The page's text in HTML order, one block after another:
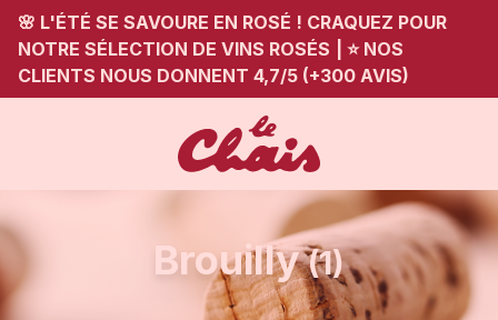
🌸 L'ÉTÉ SE SAVOURE EN ROSÉ ! CRAQUEZ POUR
NOTRE SÉLECTION DE VINS ROSÉS
⭐ NOS
CLIENTS NOUS DONNENT 4,7/5 (+300 AVIS)
Brouilly(1)